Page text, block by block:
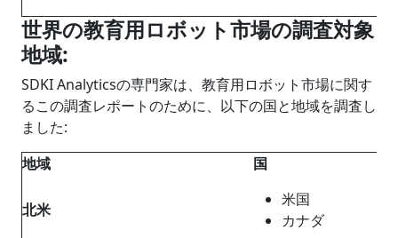
世界の教育用ロボット市場の調査対象
地域:
SDKI Analyticsの専門家は、教育用ロボット市場に関す
るこの調査レポートのために、以下の国と地域を調査し
ました:
地域
国
北米
米国
カナダ